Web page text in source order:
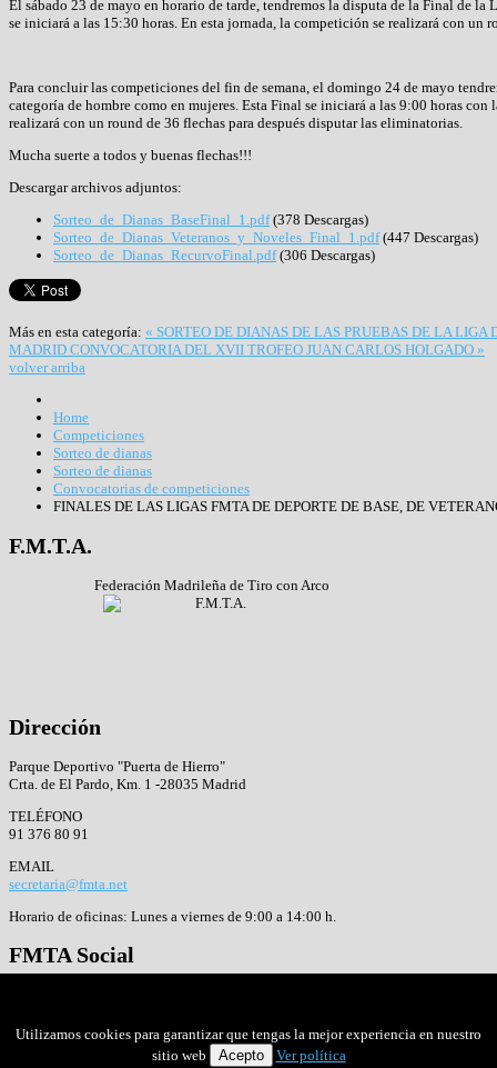
El sábado 23 de mayo en horario de tarde, tendremos la disputa de la Final de
se iniciará a las 15:30 horas. En esta jornada, la competición se realizará con un
Para concluir las competiciones del fin de semana, el domingo 24 de mayo
categoría de hombre como en mujeres. Esta Final se iniciará a las 9:00 horas
realizará con un round de 36 flechas para después disputar las eliminatorias.
Mucha suerte a todos y buenas flechas!!!
Descargar archivos adjuntos:
Sorteo_de_Dianas_BaseFinal_1.pdf (378 Descargas)
Sorteo_de_Dianas_Veteranos_y_Noveles_Final_1.pdf (447 Descargas)
Sorteo_de_Dianas_RecurvoFinal.pdf (306 Descargas)
Más en esta categoría: « SORTEO DE DIANAS DE LAS PRUEBAS DE LA
MADRID CONVOCATORIA DEL XVII TROFEO JUAN CARLOS HOLGADO »
volver arriba
Home
Competiciones
Sorteo de dianas
Sorteo de dianas
Convocatorias de competiciones
FINALES DE LAS LIGAS FMTA DE DEPORTE DE BASE, DE
F.M.T.A.
Federación Madrileña de Tiro con Arco
Dirección
Parque Deportivo "Puerta de Hierro"
Crta. de El Pardo, Km. 1 -28035 Madrid
TELÉFONO
91 376 80 91
EMAIL
secretaria@fmta.net
Horario de oficinas: Lunes a viernes de 9:00 a 14:00 h.
FMTASocial
Google+
F.M.T.A. - Parque Deportivo Puerta de Hierro |
Utilizamos cookies para garantizar que tengas la mejor experiencia en nuestro
sitio web
Acepto Ver política